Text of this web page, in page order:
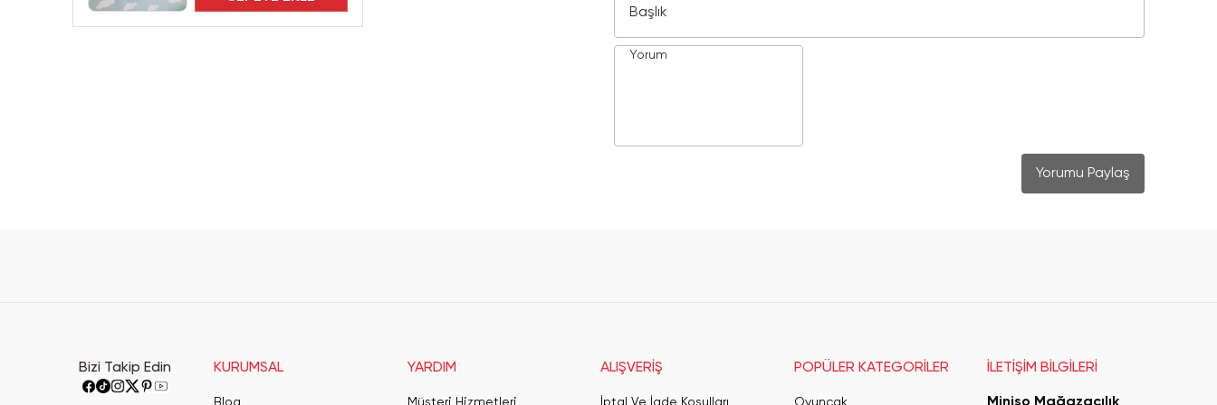
Yorumu Paylaş
Bizi Takip Edin KURUMSAL
Blog
YARDIM
Müşteri Hizmetleri
ALIŞVERİŞ
İptal Ve İade Koşulları
POPÜLER KATEGORİLER
Oyuncak
İLETİŞİM BİLGİLERİ